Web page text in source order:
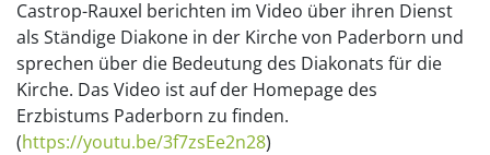
Castrop-Rauxel berichten im Video über ihren Dienst
als Ständige Diakone in der Kirche von Paderborn und
sprechen über die Bedeutung des Diakonats für die
Kirche. Das Video ist auf der Homepage des
Erzbistums Paderborn zu finden.
(https://youtu.be/3f7zsEe2n28)